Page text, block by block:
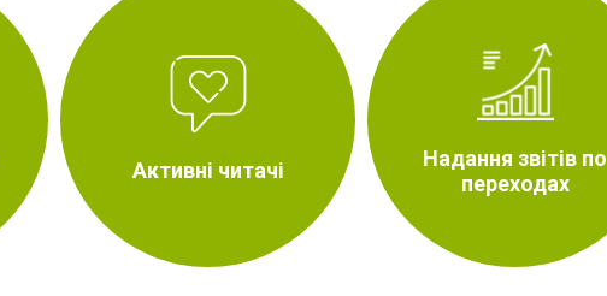
Активні читачі
Надання звітів по
переходах